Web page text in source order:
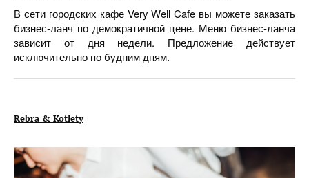
В сети городских кафе Very Well Cafe вы можете заказать
бизнес-ланч по демократичной цене. Меню бизнес-ланча
зависит от дня недели. Предложение действует
исключительно по будним дням.
Rebra & Kotlety